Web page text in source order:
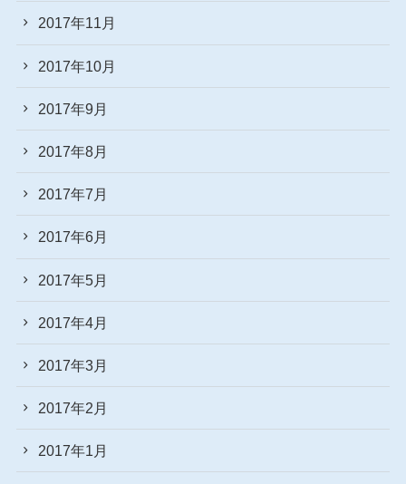
2017年11月
2017年10月
2017年9月
2017年8月
2017年7月
2017年6月
2017年5月
2017年4月
2017年3月
2017年2月
2017年1月